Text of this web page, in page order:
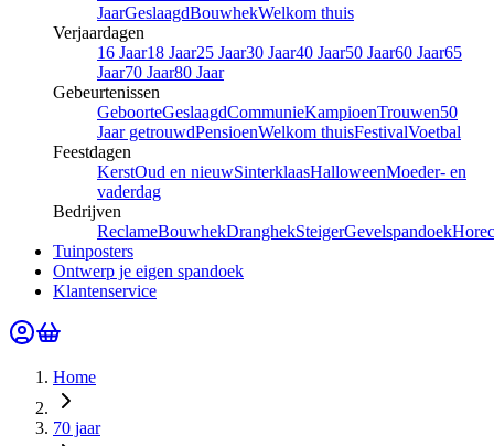
JaarGeslaagdBouwhekWelkom thuis
Verjaardagen
16 Jaar18 Jaar25 Jaar30 Jaar40 Jaar50 Jaar60 Jaar65
Jaar70 Jaar80 Jaar
Gebeurtenissen
GeboorteGeslaagdCommunieKampioenTrouwen50
Jaar getrouwdPensioenWelkom thuisFestivalVoetbal
Feestdagen
KerstOud en nieuwSinterklaasHalloweenMoeder- en
vaderdag
Bedrijven
ReclameBouwhekDranghekSteigerGevelspandoek
Tuinposters
Ontwerp je eigen spandoek
Klantenservice
Home
70 jaar